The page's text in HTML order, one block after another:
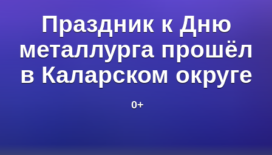
Праздник к Дню
металлурга прошёл
в Каларском округе
0+